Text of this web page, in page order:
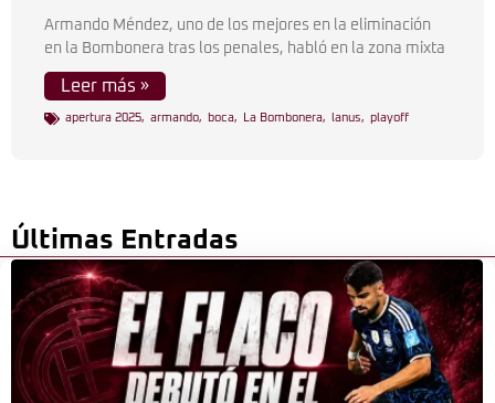
Armando Méndez, uno de los mejores en la eliminación
en la Bombonera tras los penales, habló en la zona mixta
Leer más »
apertura 2025, armando, boca, La Bombonera, lanus, playoff
Últimas Entradas